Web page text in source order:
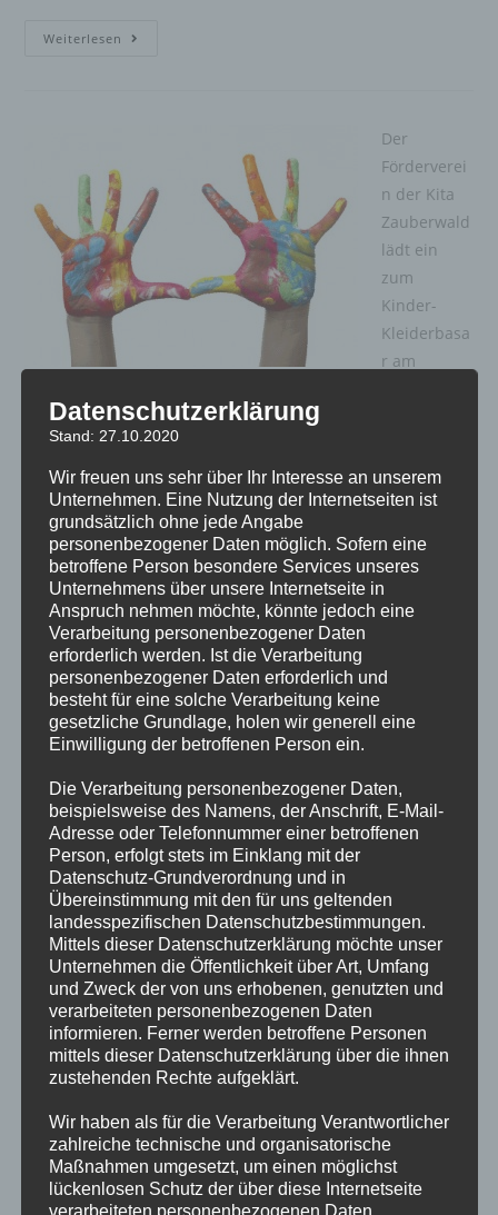
Weiterlesen
Zauberwald
November
Der
Förderverei
n der Kita
Zauberwald
lädt ein
zum
Kinder-
Kleiderbasa
r am
Zauberwald, Kleine Schmieh 24. Die Tische werden ab
Montag, den 20.1.2014, unter der Telefonnummer
06171/923590 vergeben. Teilnahmegebühr: 10 EUR und ein
selbstgebackener Kuchen als Spende
Beitrags-
Autor:
Oliver Joachim
Beitrag
veröffentlicht:
17.01.2014
Beitrags-
Kategorie:
Allgemein / Termine
Weiterlesen
Kleiderbasar
im
Zauberwald
am
25.1.2014
allen Kinder
und Eltern
Zauberwald
team ein
fröhliches Fest und einen guten Rutsch ins Neue Jahr!
Beitrags-
Autor:
Oliver Joachim
Beitrag
veröffentlicht:
24.12.2013
Beitrags-
Allgemein
Weiterlesen
Fröhliche
Weihnachten
und
eine
Datenschutzerklärung
Stand: 27.10.2020
Wir freuen uns sehr über Ihr Interesse an unserem
Unternehmen. Eine Nutzung der Internetseiten ist
grundsätzlich ohne jede Angabe
personenbezogener Daten möglich. Sofern eine
betroffene Person besondere Services unseres
Unternehmens über unsere Internetseite in
Anspruch nehmen möchte, könnte jedoch eine
Verarbeitung personenbezogener Daten
erforderlich werden. Ist die Verarbeitung
personenbezogener Daten erforderlich und
besteht für eine solche Verarbeitung keine
gesetzliche Grundlage, holen wir generell eine
Einwilligung der betroffenen Person ein.
Die Verarbeitung personenbezogener Daten,
beispielsweise des Namens, der Anschrift, E-Mail-
Adresse oder Telefonnummer einer betroffenen
Person, erfolgt stets im Einklang mit der
Datenschutz-Grundverordnung und in
Übereinstimmung mit den für uns geltenden
landesspezifischen Datenschutzbestimmungen.
Mittels dieser Datenschutzerklärung möchte unser
Unternehmen die Öffentlichkeit über Art, Umfang
und Zweck der von uns erhobenen, genutzten und
verarbeiteten personenbezogenen Daten
informieren. Ferner werden betroffene Personen
mittels dieser Datenschutzerklärung über die ihnen
zustehenden Rechte aufgeklärt.
Wir haben als für die Verarbeitung Verantwortlicher
zahlreiche technische und organisatorische
Maßnahmen umgesetzt, um einen möglichst
lückenlosen Schutz der über diese Internetseite
verarbeiteten personenbezogenen Daten